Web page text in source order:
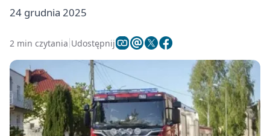
24 grudnia 2025
2 min czytania Udostępnij